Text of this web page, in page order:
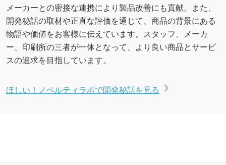
メーカーとの密接な連携により製品改善にも貢献。また、
開発秘話の取材や正直な評価を通じて、商品の背景にある
物語や価値をお客様に伝えています。スタッフ、メーカ
ー、印刷所の三者が一体となって、より良い商品とサービ
スの追求を目指しています。
ほしい！ノベルティラボで開発秘話を見る